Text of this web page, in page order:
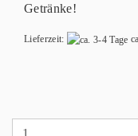
Getränke!
Lieferzeit: